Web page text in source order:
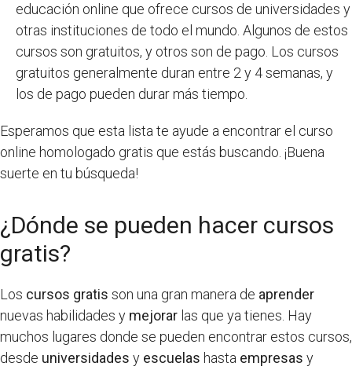
educación online que ofrece cursos de universidades y
otras instituciones de todo el mundo. Algunos de estos
cursos son gratuitos, y otros son de pago. Los cursos
gratuitos generalmente duran entre 2 y 4 semanas, y
los de pago pueden durar más tiempo.
Esperamos que esta lista te ayude a encontrar el curso
online homologado gratis que estás buscando. ¡Buena
suerte en tu búsqueda!
¿Dónde se pueden hacer cursos
gratis?
Los cursos gratis son una gran manera de aprender
nuevas habilidades y mejorar las que ya tienes. Hay
muchos lugares donde se pueden encontrar estos cursos,
desde universidades y escuelas hasta empresas y